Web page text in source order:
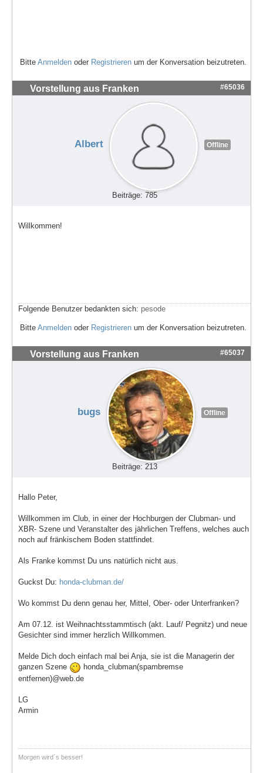
Bitte Anmelden oder Registrieren um der Konversation beizutreten.
Vorstellung aus Franken #65036
Albert Offline
Beiträge: 785
Willkommen!
Folgende Benutzer bedankten sich: pesode
Bitte Anmelden oder Registrieren um der Konversation beizutreten.
Vorstellung aus Franken #65037
bugs Offline
Beiträge: 213
Hallo Peter,
Willkommen im Club, in einer der Hochburgen der Clubman- und
XBR- Szene und Veranstalter des jährlichen Treffens, welches auch
noch auf fränkischem Boden stattfindet.
Als Franke kommst Du uns natürlich nicht aus.
Guckst Du: honda-clubman.de/
Wo kommst Du denn genau her, Mittel, Ober- oder Unterfranken?
Am 07.12. ist Weihnachtsstammtisch (akt. Lauf/ Pegnitz) und neue
Gesichter sind immer herzlich Willkommen.
Melde Dich doch einfach mal bei Anja, sie ist die Managerin der
ganzen Szene
honda_clubman(spambremse
entfernen)@web.de
LG
Armin
Morgen wird´s besser!